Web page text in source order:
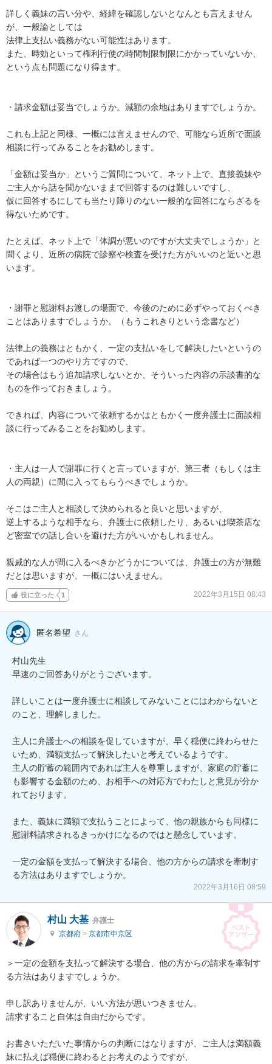
詳しく義妹の言い分や、経緯を確認しないとなんとも言えません
が、一般論としては
法律上支払い義務がない可能性はあります。
また、時効といって権利行使の時間制限制限にかかっていないか、
という点も問題になり得ます。
・請求金額は妥当でしょうか。減額の余地はありますでしょうか。
これも上記と同様、一概には言えませんので、可能なら近所で面談
相談に行ってみることをお勧めします。
「金額は妥当か」というご質問について、ネット上で、直接義妹や
ご主人から話を聞かないままで回答するのは難しいですし、
仮に回答するにしても当たり障りのない一般的な回答にならざるを
得ないためです。
たとえば、ネット上で「体調が悪いのですが大丈夫でしょうか」と
聞くより、近所の病院で診察や検査を受けた方がいいのと近いと思
います。
・謝罪と慰謝料お渡しの場面で、今後のために必ずやっておくべき
ことはありますでしょうか。（もうこれきりという念書など）
法律上の義務はともかく、一定の支払いをして解決したいというの
であれば一つのやり方ですので、
その場合はもう追加請求しないとか、そういった内容の示談書的な
ものを作っておきましょう。
できれば、内容について依頼するかはともかく一度弁護士に面談相
談に行ってみることをお勧めします。
・主人は一人で謝罪に行くと言っていますが、第三者（もしくは主
人の両親）に間に入ってもらうべきでしょうか。
そこはご主人と相談して決められると良いと思いますが、
逆上するような相手なら、弁護士に依頼したり、あるいは喫茶店な
ど密室での話し合いを避けた方がいいかもしれません。
親戚的な人が間に入るべきかどうかについては、弁護士の方が無難
だとは思いますが、一概にはいえません。
役に立った 1 2022年3月15日 08:43
匿名希望 さん
村山先生
早速のご回答ありがとうございます。
詳しいことは一度弁護士に相談してみないことにはわからないと
のこと、理解しました。
主人に弁護士への相談を促していますが、早く穏便に終わらせた
いため、満額支払って解決したいと考えているようです。
主人の貯蓄の範囲内であれば主人を尊重しますが、家庭の貯蓄に
も影響する金額のため、お相手への対応方でわたしと意見が分か
れております。
また、義妹に満額で支払うことによって、他の親族からも同様に
慰謝料請求されるきっかけになるのではと懸念しています。
一定の金額を支払って解決する場合、他の方からの請求を牽制す
る方法はありますでしょうか。
2022年3月16日 08:59
村山 大基 弁護士
京都府 > 京都市中京区
＞一定の金額を支払って解決する場合、他の方からの請求を牽制す
る方法はありますでしょうか。
申し訳ありませんが、いい方法が思いつきません。
請求すること自体は自由だからです。
お書きいただいた事情からの判断にはなりますが、ご主人は満額義
妹に払えば穏便に終わるとお考えのようですが、